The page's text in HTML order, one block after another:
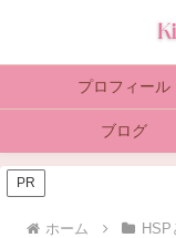
プロフィール
ブログ
PR
ホーム HSP